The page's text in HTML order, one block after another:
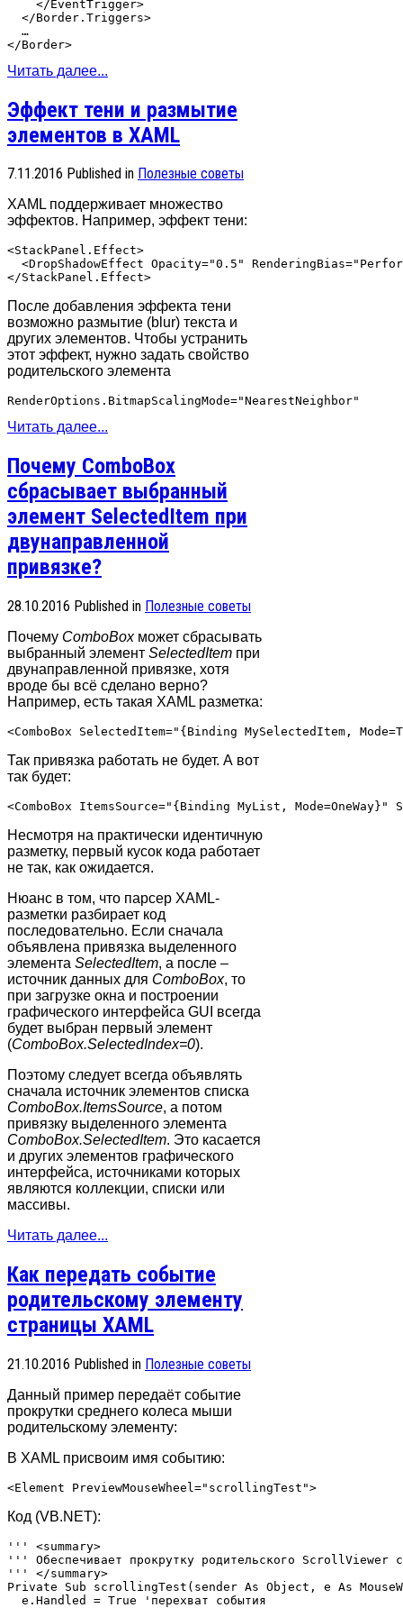
    </EventTrigger>
  </Border.Triggers>
  …
Читать далее...
Эффект тени и размытие
элементов в XAML
7.11.2016 Published in Полезные советы
XAML поддерживает множество
эффектов. Например, эффект тени:
<StackPanel.Effect>
<DropShadowEffect Opacity="0.5"
После добавления эффекта тени
возможно размытие (blur) текста и
других элементов. Чтобы устранить
этот эффект, нужно задать свойство
родительского элемента
Читать далее...
Почему ComboBox
сбрасывает выбранный
элемент SelectedItem при
двунаправленной
привязке?
28.10.2016 Published in Полезные советы
Почему ComboBoxможет сбрасывать
выбранный элемент SelectedItem при
двунаправленной привязке, хотя
вроде бы всё сделано верно?
Например, есть такая XAML разметка:
Так привязка работать не будет. А вот
так будет:
Несмотря на практически идентичную
разметку, первый кусок кода работает
не так, как ожидается.
Нюанс в том, что парсер XAML-
разметки разбирает код
последовательно. Если сначала
объявлена привязка выделенного
элемента SelectedItem, а после –
источник данных для ComboBox, то
при загрузке окна и построении
графического интерфейса GUI всегда
будет выбран первый элемент
(ComboBox.SelectedIndex=0).
Поэтому следует всегда объявлять
сначала источник элементов списка
ComboBox.ItemsSource, а потом
привязку выделенного элемента
ComboBox.SelectedItem. Это касается
и других элементов графического
интерфейса, источниками которых
являются коллекции, списки или
массивы.
Читать далее...
Как передать событие
родительскому элементу
страницы XAML
21.10.2016 Published in Полезные советы
Данный пример передаёт событие
прокрутки среднего колеса мыши
родительскому элементу:
В XAML присвоим имя событию:
Код (VB.NET):
''' <summary>
''' Обеспечивает прокрутку родительского ScrollViewer
''' </summary>
Private Sub scrollingTest(sender As Object, e As
  e.Handled = True 'перехват события